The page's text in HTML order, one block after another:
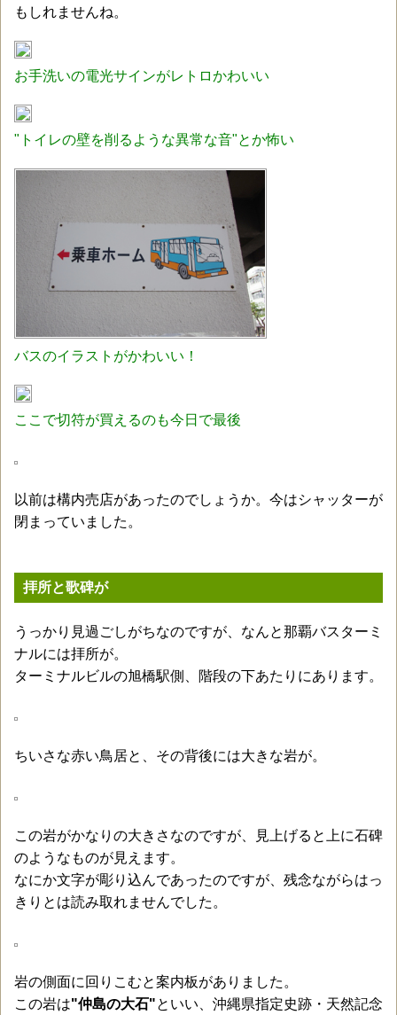
もしれませんね。
お手洗いの電光サインがレトロかわいい
"トイレの壁を削るような異常な音"とか怖い
バスのイラストがかわいい！
ここで切符が買えるのも今日で最後
以前は構内売店があったのでしょうか。今はシャッターが
閉まっていました。
拝所と歌碑が
うっかり見過ごしがちなのですが、なんと那覇バスターミ
ナルには拝所が。
ターミナルビルの旭橋駅側、階段の下あたりにあります。
ちいさな赤い鳥居と、その背後には大きな岩が。
この岩がかなりの大きさなのですが、見上げると上に石碑
のようなものが見えます。
なにか文字が彫り込んであったのですが、残念ながらはっ
きりとは読み取れませんでした。
岩の側面に回りこむと案内板がありました。
この岩は"仲島の大石"といい、沖縄県指定史跡・天然記念